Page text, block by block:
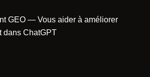
GEO — Vous aider à améliorer
dans ChatGPT